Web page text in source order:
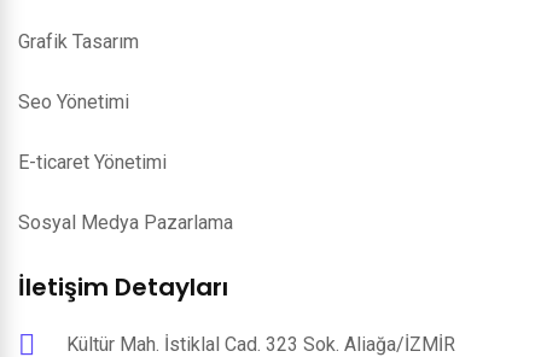
Grafik Tasarım
Seo Yönetimi
E-ticaret Yönetimi
Sosyal Medya Pazarlama
İletişim Detayları
Kültür Mah. İstiklal Cad. 323 Sok. Aliağa/İZMİR